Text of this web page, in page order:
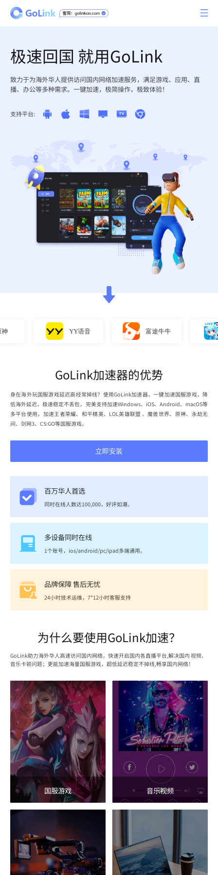
极速回国 就用GoLink
致力于为海外华人提供访问国内网络加速服务，满足游戏、应用、直
播、办公等多种需求。一键加速，极简操作，极致体验！
支持平台:
YY语音 富途牛牛
GoLink加速器的优势
身在海外玩国服游戏延迟高经常掉线？使用GoLink加速器，一键加速国服游戏，降
低海外延迟，极速稳定不丢包，完美支持加速Windows、iOS、Android、macOS等
多平台使用，加速王者荣耀、和平精英、LOL英雄联盟 、魔兽世界、原神、永劫无
间、剑网3、CS:GO等国服游戏。
立即安装
百万华人首选
同时在线人数达100,000，好评如潮。
多设备同时在线
1个账号，ios/android/pc/ipad多端通用。
品牌保障 售后无忧
24小时技术运维，7*12小时客服支持
为什么要使用GoLink加速？
GoLink助力海外华人高速访问国内网络，快速开启国内各直播平台,解决国内 视频、
音乐卡顿问题；更能加速海量国服游戏，超低延迟稳定不掉线,畅享国内网络！
国服游戏 音乐视频